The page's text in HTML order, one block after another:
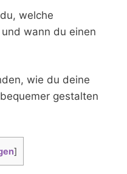
welche
wann du einen
wie du deine
gestalten
]